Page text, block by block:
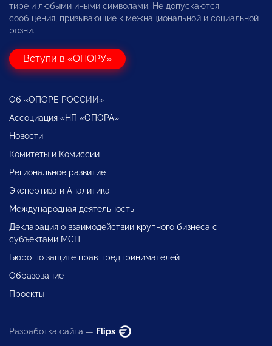
тире и любыми иными символами. Не допускаются
сообщения, призывающие к межнациональной и социальной
розни.
Вступи в «ОПОРУ»
Об «ОПОРЕ РОССИИ»
Ассоциация «НП «ОПОРА»
Новости
Комитеты и Комиссии
Региональное развитие
Экспертиза и Аналитика
Международная деятельность
Декларация о взаимодействии крупного бизнеса с
субъектами МСП
Бюро по защите прав предпринимателей
Образование
Проекты
Разработка сайта — Flips